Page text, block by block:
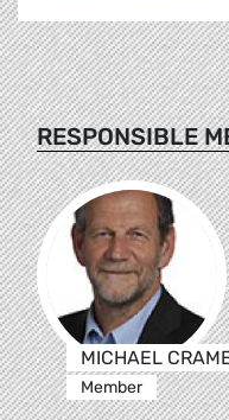
RESPONSIBLE
MICHAEL
Member